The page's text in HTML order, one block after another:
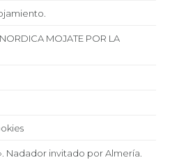
MOJATE POR LA
Nadador invitado por Almería.